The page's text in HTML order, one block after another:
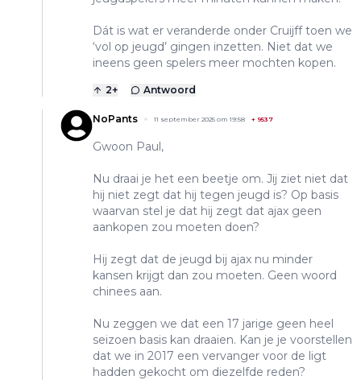
Dát is wat er veranderde onder Cruijff toen we
‘vol op jeugd’ gingen inzetten. Niet dat we
ineens geen spelers meer mochten kopen.
2+ Antwoord
NoPants 11 september 2025 om 19:58 + 9537
Gwoon Paul,
Nu draai je het een beetje om. Jij ziet niet dat
hij niet zegt dat hij tegen jeugd is? Op basis
waarvan stel je dat hij zegt dat ajax geen
aankopen zou moeten doen?
Hij zegt dat de jeugd bij ajax nu minder
kansen krijgt dan zou moeten. Geen woord
chinees aan.
Nu zeggen we dat een 17 jarige geen heel
seizoen basis kan draaien. Kan je je voorstellen
dat we in 2017 een vervanger voor de ligt
hadden gekocht om diezelfde reden?